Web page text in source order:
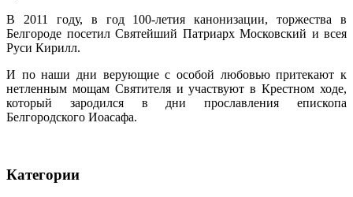
В 2011 году, в год 100-летия канонизации, торжества в
Белгороде посетил Святейший Патриарх Московский и всея
Руси Кирилл.
И по наши дни верующие с особой любовью притекают к
нетленным мощам Святителя и участвуют в Крестном ходе,
который зародился в дни прославления епископа
Белгородского Иоасафа.
Категории